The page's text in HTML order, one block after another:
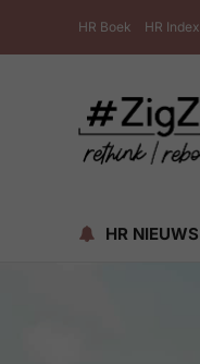
HR Boek HR Index
HR NIEUWS